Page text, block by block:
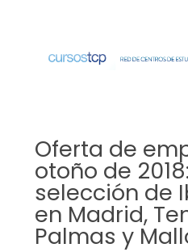
Oferta de
otoño de
selección de
en Madrid,
Palmas y